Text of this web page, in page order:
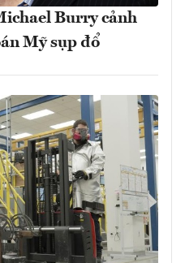
Burry cảnh
Mỹ sụp đổ